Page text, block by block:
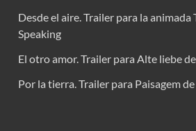
Desde el aire. Trailer para la
Speaking
El otro amor. Trailer para Alte liebe
Por la tierra. Trailer para Paisagem